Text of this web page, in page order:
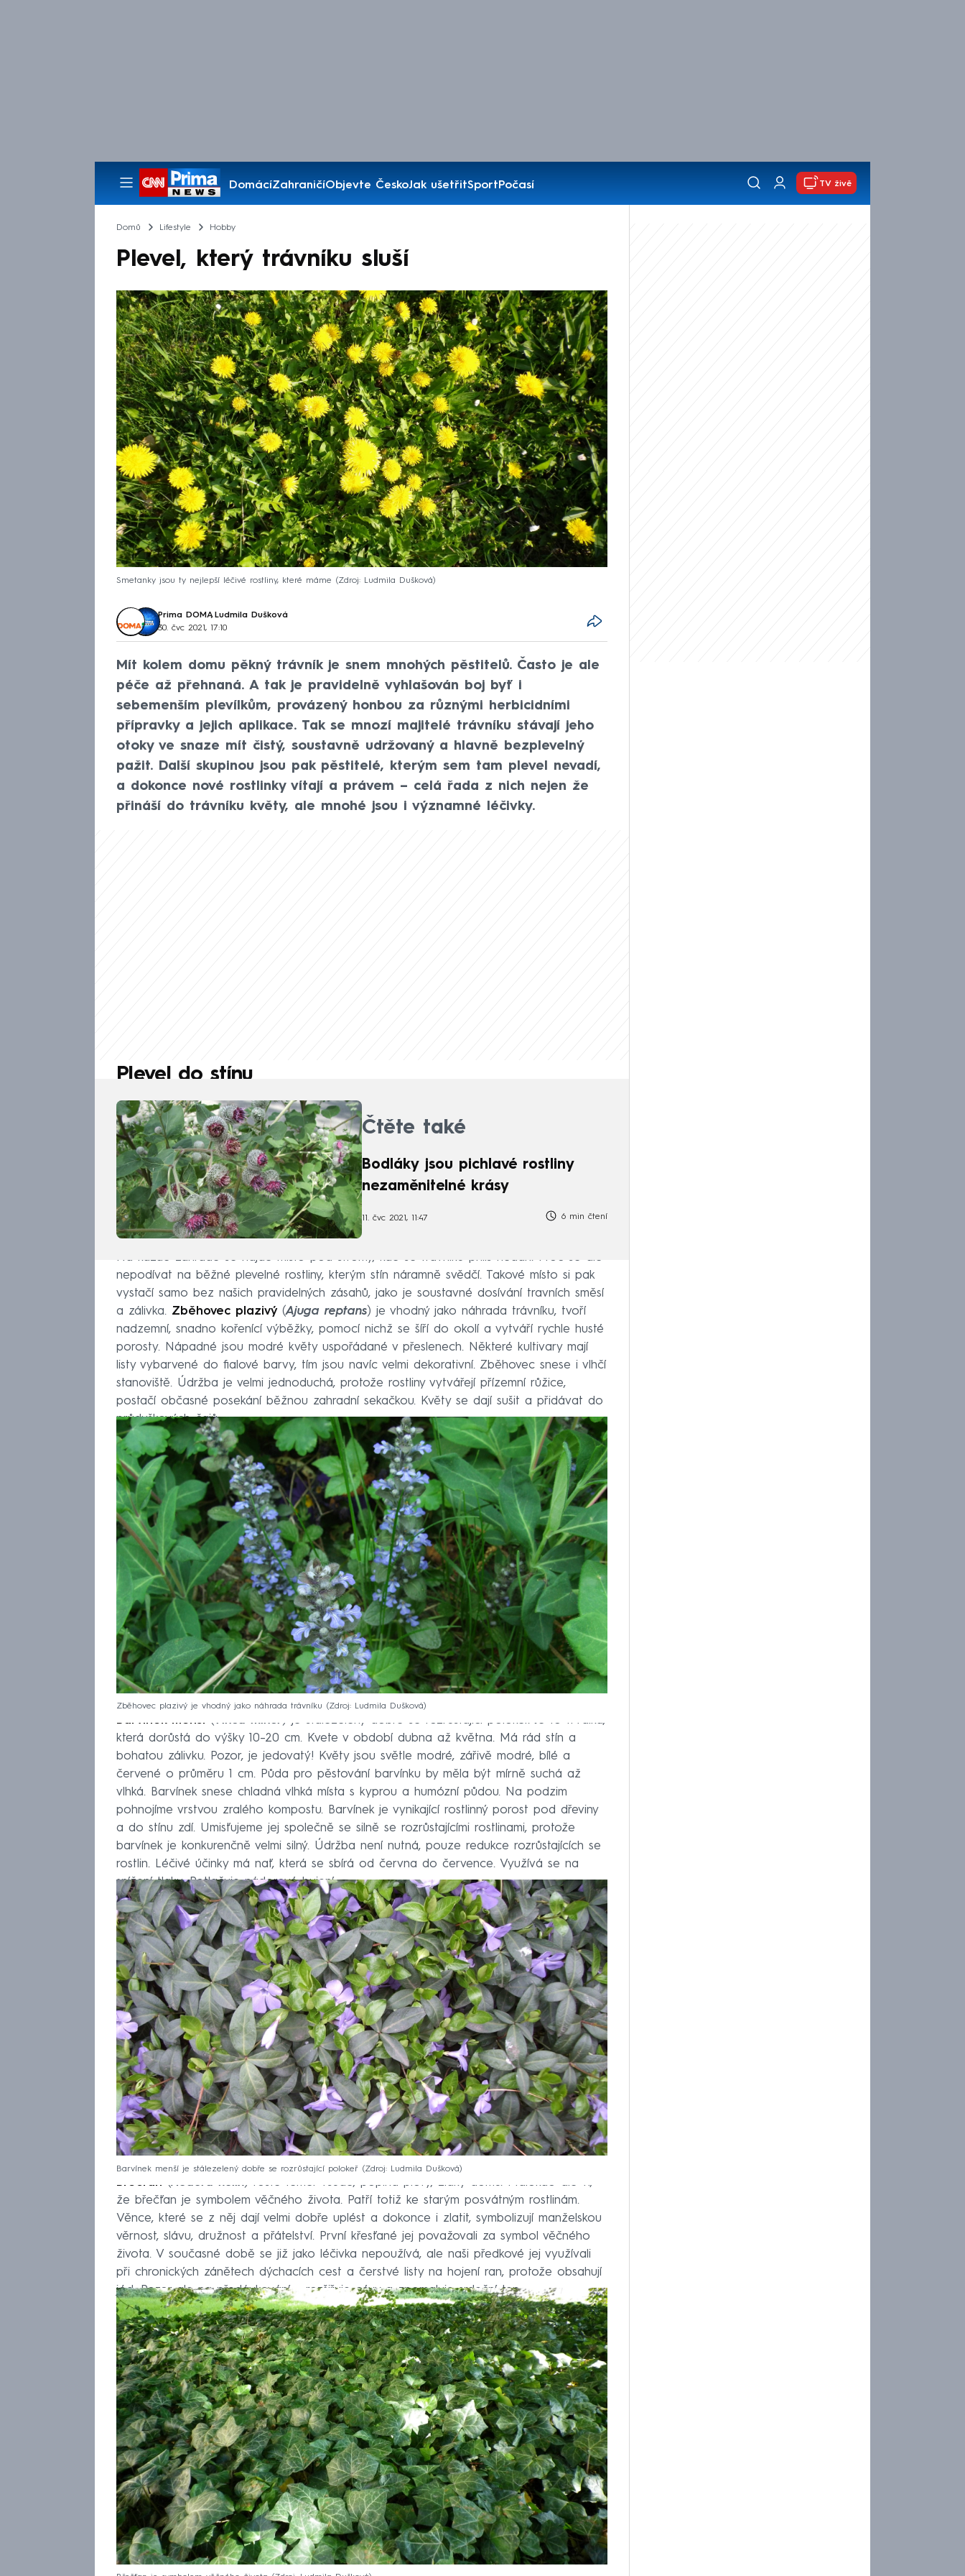
DomácíZahraničíObjevte ČeskoJak ušetřitSportPočasí
Pořady
TV živě
Domů Lifestyle Hobby
Plevel, který trávníku sluší
Smetanky jsou ty nejlepší léčivé rostliny, které máme Zdroj: Ludmila Dušková
Prima DOMA, Ludmila Dušková
30. čvc 2021, 17:10
Mít kolem domu pěkný trávník je snem mnohých pěstitelů. Často je ale
péče až přehnaná. A tak je pravidelně vyhlašován boj byť i
sebemenším plevílkům, provázený honbou za různými herbicidními
přípravky a jejich aplikace. Tak se mnozí majitelé trávníku stávají jeho
otoky ve snaze mít čistý, soustavně udržovaný a hlavně bezplevelný
pažit. Další skupinou jsou pak pěstitelé, kterým sem tam plevel nevadí,
a dokonce nové rostlinky vítají a právem – celá řada z nich nejen že
přináší do trávníku květy, ale mnohé jsou i významné léčivky.
Plevel do stínu
Čtěte také
Bodláky jsou pichlavé rostliny
nezaměnitelné krásy
11. čvc 2021, 11:47 6 min čtení
Na každé zahradě se najde místo pod stromy, kde se trávníku příliš nedaří. Proč se ale
nepodívat na běžné plevelné rostliny, kterým stín náramně svědčí. Takové místo si pak
vystačí samo bez našich pravidelných zásahů, jako je soustavné dosívání travních směsí
a zálivka. Zběhovec plazivý(Ajuga reptans) je vhodný jako náhrada trávníku, tvoří
nadzemní, snadno kořenící výběžky, pomocí nichž se šíří do okolí a vytváří rychle husté
porosty. Nápadné jsou modré květy uspořádané v přeslenech. Některé kultivary mají
listy vybarvené do fialové barvy, tím jsou navíc velmi dekorativní. Zběhovec snese i vlhčí
stanoviště. Údržba je velmi jednoduchá, protože rostliny vytvářejí přízemní růžice,
postačí občasné posekání běžnou zahradní sekačkou. Květy se dají sušit a přidávat do
průduškových čajů.
Zběhovec plazivý je vhodný jako náhrada trávníku Zdroj: Ludmila Dušková
Barvínek menší ( Vinca minor ) je stálezelený dobře se rozrůstající polokeř. Je to trvalka,
která dorůstá do výšky 10–⁠20 cm. Kvete v období dubna až května. Má rád stín a
bohatou zálivku. Pozor, je jedovatý! Květy jsou světle modré, zářivě modré, bílé a
červené o průměru 1 cm. Půda pro pěstování barvínku by měla být mírně suchá až
vlhká. Barvínek snese chladná vlhká místa s kyprou a humózní půdou. Na podzim
pohnojíme vrstvou zralého kompostu. Barvínek je vynikající rostlinný porost pod dřeviny
a do stínu zdí. Umisťujeme jej společně se silně se rozrůstajícími rostlinami, protože
barvínek je konkurenčně velmi silný. Údržba není nutná, pouze redukce rozrůstajících se
rostlin. Léčivé účinky má nať, která se sbírá od června do července. Využívá se na
snížení tlaku. Potlačuje nádorové bujení.
Barvínek menší je stálezelený dobře se rozrůstající polokeř Zdroj: Ludmila Dušková
Břečťan (Hedera helix) roste téměř všude, popíná ploty, zídky domů. Málokdo ale ví,
že břečťan je symbolem věčného života. Patří totiž ke starým posvátným rostlinám.
Věnce, které se z něj dají velmi dobře uplést a dokonce i zlatit, symbolizují manželskou
věrnost, slávu, družnost a přátelství. První křesťané jej považovali za symbol věčného
života. V současné době se již jako léčivka nepoužívá, ale naši předkové jej využívali
při chronických zánětech dýchacích cest a čerstvé listy na hojení ran, protože obsahují
jód. Pozor ale na předávkování – rozšiřuje cévy a zpomaluje srdeční tep.